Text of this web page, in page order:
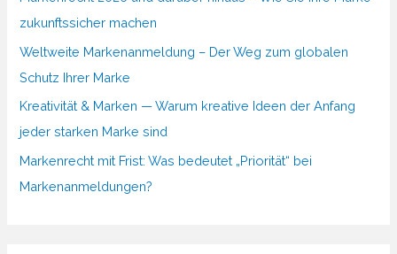
zukunftssicher machen
Weltweite Markenanmeldung – Der Weg zum globalen
Schutz Ihrer Marke
Kreativität & Marken — Warum kreative Ideen der Anfang
jeder starken Marke sind
Markenrecht mit Frist: Was bedeutet „Priorität“ bei
Markenanmeldungen?